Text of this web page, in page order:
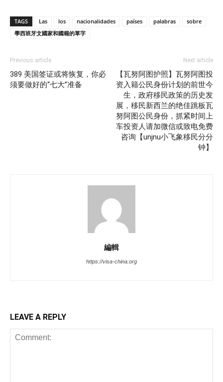
TAGS Las los nacionalidades países palabras
sobre
學西班牙文國家和國籍的單字
Previous article
389 美国签证或将恢复，你必
须要做好的“七大”准备
Next article
【瓦努阿图护照】瓦努阿图投
资入籍公民身份计划的前世今
生，政府移民政策的历史发
展，移民新西兰的绝佳跳板瓦
努阿图公民身份，抓紧时间上
车投资人请加微信或致电免费
咨询【unjnu小飞象移民分分
钟】
編輯
https://visa-china.org
LEAVE A REPLY